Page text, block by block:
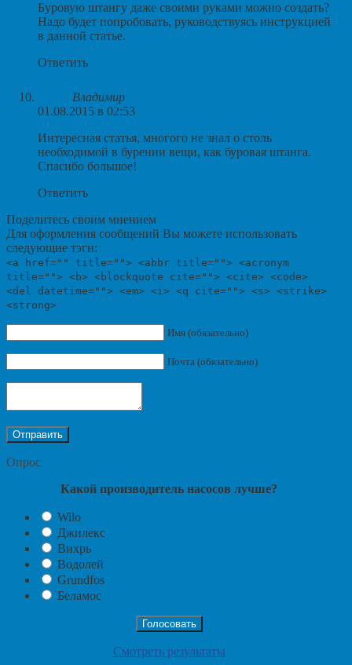
Буровую штангу даже своими руками можно создать?
Надо будет попробовать, руководствуясь инструкцией
в данной статье.
Ответить
Владимир
01.08.2015 в 02:53
Интересная статья, многого не знал о столь
необходимой в бурении вещи, как буровая штанга.
Спасибо большое!
Ответить
Поделитесь своим мнением
Для оформления сообщений Вы можете использовать
следующие тэги:
<a href="" title=""> <abbr title=""> <acronym
title=""> <b> <blockquote cite=""> <cite> <code>
<del datetime=""> <em> <i> <q cite=""> <s> <strike>
<strong>
Имя (обязательно)
Почта (обязательно)
Опрос
Какой производитель насосов лучше?
Wilo
Джилекс
Вихрь
Водолей
Grundfos
Беламос
Смотреть результаты